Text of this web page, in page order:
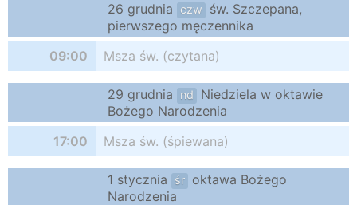
26 grudnia czw
św. Szczepana,
pierwszego męczennika
09:00
Msza św. (czytana)
29 grudnia nd
Niedziela w oktawie
Bożego Narodzenia
17:00
Msza św. (śpiewana)
1 stycznia śr oktawa Bożego
Narodzenia